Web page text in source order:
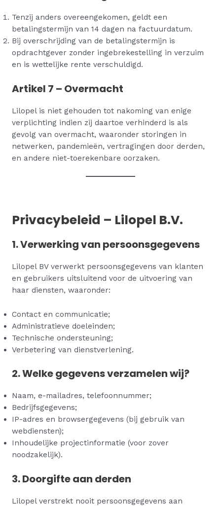
Tenzij anders overeengekomen, geldt een
betalingstermijn van 14 dagen na factuurdatum.
Bij overschrijding van de betalingstermijn is
opdrachtgever zonder ingebrekestelling in verzuim
en is wettelijke rente verschuldigd.
Artikel 7 – Overmacht
Lilopel is niet gehouden tot nakoming van enige
verplichting indien zij daartoe verhinderd is als
gevolg van overmacht, waaronder storingen in
netwerken, pandemieën, vertragingen door derden,
en andere niet-toerekenbare oorzaken.
Privacybeleid – Lilopel B.V.
1. Verwerking van persoonsgegevens
Lilopel BV verwerkt persoonsgegevens van klanten
en gebruikers uitsluitend voor de uitvoering van
haar diensten, waaronder:
Contact en communicatie;
Administratieve doeleinden;
Technische ondersteuning;
Verbetering van dienstverlening.
2. Welke gegevens verzamelen wij?
Naam, e-mailadres, telefoonnummer;
Bedrijfsgegevens;
IP-adres en browsergegevens (bij gebruik van
webdiensten);
Inhoudelijke projectinformatie (voor zover
noodzakelijk).
3. Doorgifte aan derden
Lilopel verstrekt nooit persoonsgegevens aan